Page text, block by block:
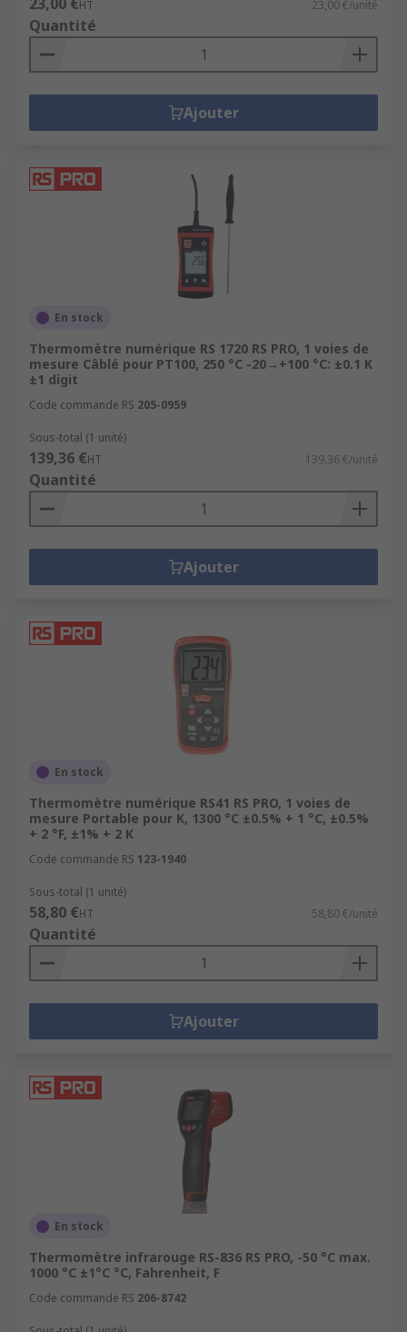
HT 23,00 €/unité
Quantité
Ajouter
En stock
Thermomètre numérique RS 1720 RS PRO, 1 voies de
mesure Câblé pour PT100, 250 °C -20→+100 °C: ±0.1 K
±1 digit
Code commande RS 205-0959
Sous-total (1 unité)
139,36 €HT 139,36 €/unité
Quantité
Ajouter
En stock
Thermomètre numérique RS41 RS PRO, 1 voies de
mesure Portable pour K, 1300 °C ±0.5% + 1 °C, ±0.5%
+ 2 °F, ±1% + 2 K
Code commande RS 123-1940
Sous-total (1 unité)
58,80 €HT 58,80 €/unité
Quantité
Ajouter
En stock
Thermomètre infrarouge RS-836 RS PRO, -50 °C max.
1000 °C ±1°C °C, Fahrenheit, F
Code commande RS 206-8742